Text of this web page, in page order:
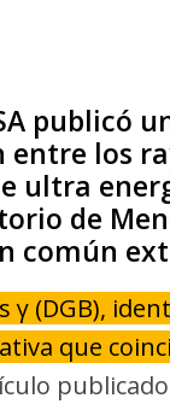
publicó
los
ultra
de
común
(DGB),
que